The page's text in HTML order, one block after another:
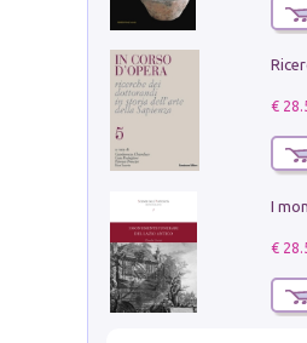
€
€